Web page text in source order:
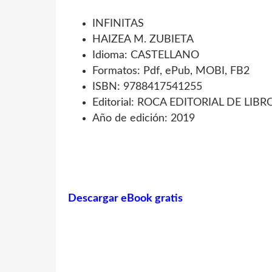
INFINITAS
HAIZEA M. ZUBIETA
Idioma: CASTELLANO
Formatos: Pdf, ePub, MOBI, FB2
ISBN: 9788417541255
Editorial: ROCA EDITORIAL DE
Año de edición: 2019
Descargar eBook gratis